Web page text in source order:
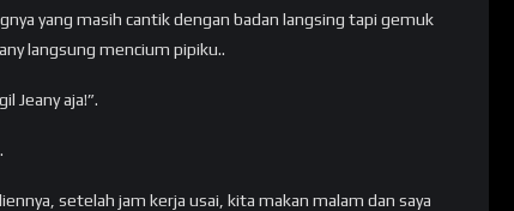
yang masih cantik dengan badan langsing tapi gemuk
langsung mencium pipiku..
Jeany aja!”.
setelah jam kerja usai, kita makan malam dan saya